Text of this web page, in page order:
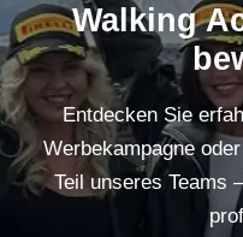
Walking
Entdecken Sie
Werbekampagne
Teil unseres Teams